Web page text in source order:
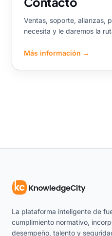
Ventas, soporte, alianzas,
necesita y le daremos la
Más información →
La plataforma inteligente de
cumplimiento normativo,
desempeño, talento y